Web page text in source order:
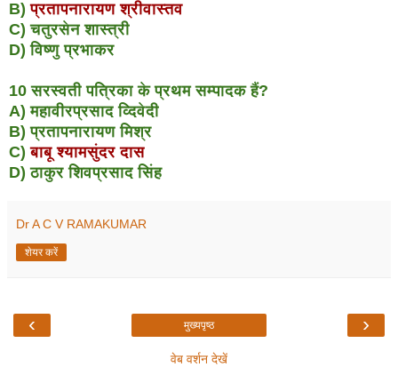
B) प्रतापनारायण श्रीवास्तव
C) चतुरसेन शास्त्री
D) विष्णु प्रभाकर
10 सरस्वती पत्रिका के प्रथम सम्पादक हैं?
A) महावीरप्रसाद व्दिवेदी
B) प्रतापनारायण मिश्र
C)बाबू श्यामसुंदर दास
D) ठाकुर शिवप्रसाद सिंह
Dr A C V RAMAKUMAR
शेयर करें
‹ ›
मुख्यपृष्ठ
वेब वर्शन देखें